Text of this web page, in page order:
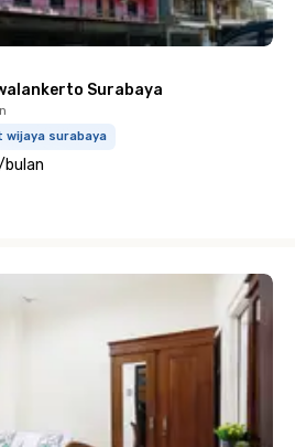
Surabaya
wijaya surabaya
bulan